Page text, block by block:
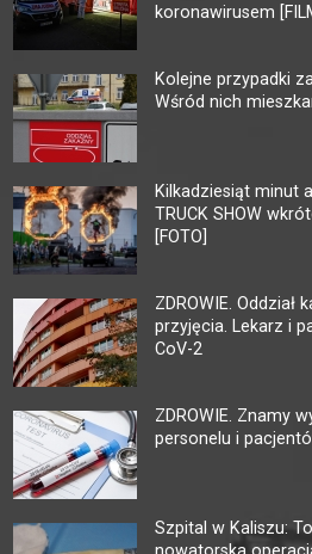
koronawirusem
Kolejne przypadki
Wśród nich
Kilkadziesiąt minut
TRUCK SHOW
[FOTO]
ZDROWIE.
przyjęcia. Lekarz i
CoV-2
ZDROWIE. Znamy
personelu i
Szpital w Kaliszu: